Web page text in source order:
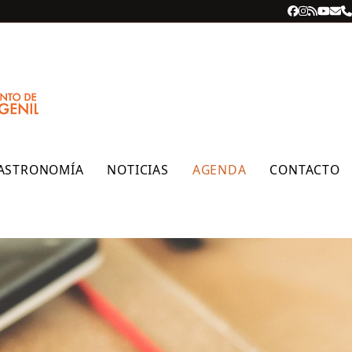
Facebook
RSS
NOTICIAS AGENDA CONTACTO